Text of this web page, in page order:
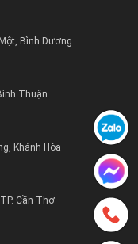
Bình Dương
Thuận
Khánh Hòa
Cần Thơ